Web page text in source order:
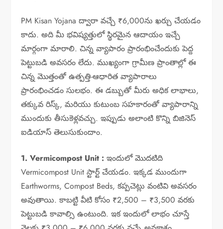
PM Kisan Yojana ద్వారా వచ్చే ₹6,000ను ఖర్చు చేయడం
కాదు. అది మీ భవిష్యత్తులో స్థిరమైన ఆదాయం ఇచ్చే
మార్గంగా మారాలి. చిన్న వ్యాపారం ప్రారంభించేందుకు పెద్ద
పెట్టుబడి అవసరం లేదు. ముఖ్యంగా గ్రామీణ ప్రాంతాల్లో ఈ
చిన్న మొత్తంతో ఉత్పత్తి-ఆధారిత వ్యాపారాలు
ప్రారంభించడం సులభం. ఈ డబ్బుతో మీరు అధిక లాభాలు,
తక్కువ రిస్క్, మరియు కుటుంబ సహకారంతో వ్యాపారాన్ని
ముందుకు తీసుకెళ్లవచ్చు. ఇప్పుడు అలాంటి కొన్ని బిజినెస్
ఐడియాస్ తెలుసుకుందాం.
1. Vermicompost Unit : ఇందులో మొదటిది
Vermicompost Unit స్టార్ట్ చేయడం. ఇక్కడ ముందుగా
Earthworms, Compost Beds, కప్పచెట్లు వంటివి అవసరం
అవుతాయి. కాబట్టి వీటి కోసం ₹2,500 – ₹3,500 వరకు
పెట్టుబడి కావాల్సి ఉంటుంది. ఇక ఇందులో లాభం చూస్తే